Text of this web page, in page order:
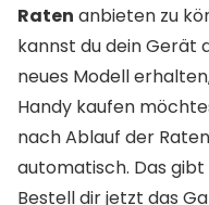
Raten anbieten zu
kannst du dein Gerät
neues Modell
Handy kaufen
nach Ablauf der
automatisch. Das gibt
Bestell dir jetzt das